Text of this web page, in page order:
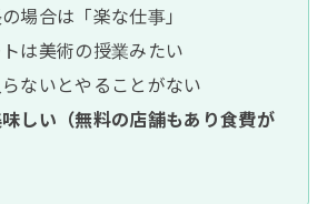
場合は「楽な仕事」
は美術の授業みたい
ないとやることがない
しい（無料の店舗もあり食費が